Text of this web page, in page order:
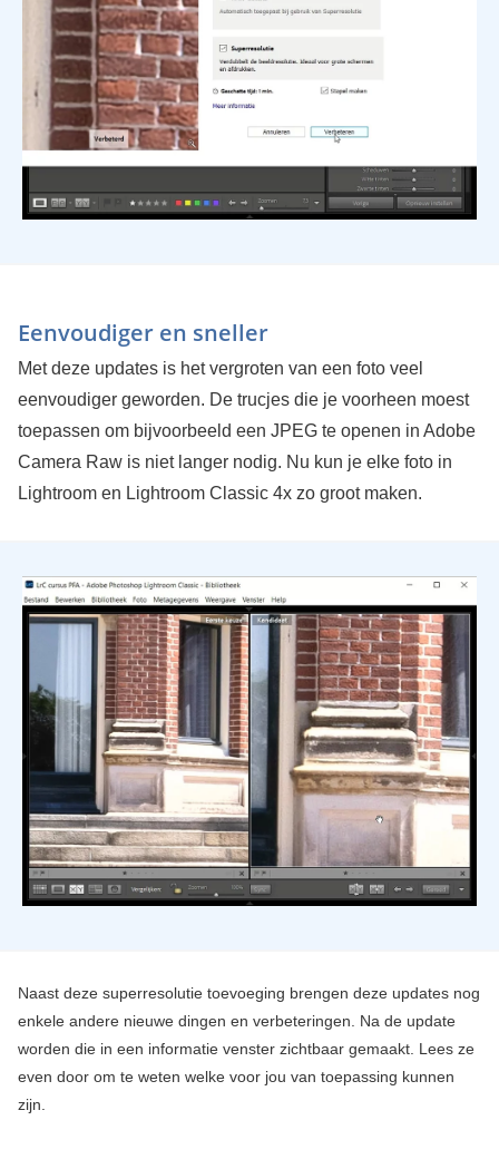
Eenvoudiger en sneller
Met deze updates is het vergroten van een foto veel
eenvoudiger geworden. De trucjes die je voorheen moest
toepassen om bijvoorbeeld een JPEG te openen in Adobe
Camera Raw is niet langer nodig. Nu kun je elke foto in
Lightroom en Lightroom Classic 4x zo groot maken.
Naast deze superresolutie toevoeging brengen deze updates nog
enkele andere nieuwe dingen en verbeteringen. Na de update
worden die in een informatie venster zichtbaar gemaakt. Lees ze
even door om te weten welke voor jou van toepassing kunnen
zijn.